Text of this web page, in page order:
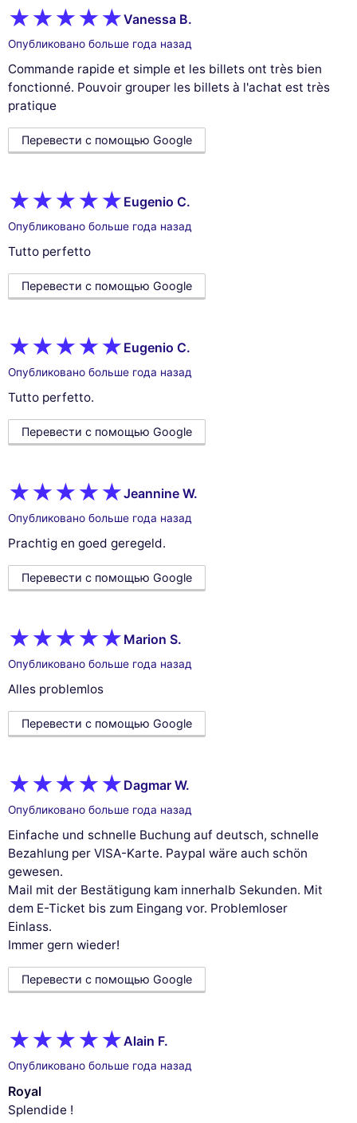
Vanessa B.
Опубликовано больше года назад
Commande rapide et simple et les billets ont très bien
fonctionné. Pouvoir grouper les billets à l'achat est très
pratique
Перевести с помощью Google
Eugenio C.
Опубликовано больше года назад
Tutto perfetto
Перевести с помощью Google
Eugenio C.
Опубликовано больше года назад
Tutto perfetto.
Перевести с помощью Google
Jeannine W.
Опубликовано больше года назад
Prachtig en goed geregeld.
Перевести с помощью Google
Marion S.
Опубликовано больше года назад
Alles problemlos
Перевести с помощью Google
Dagmar W.
Опубликовано больше года назад
Einfache und schnelle Buchung auf deutsch, schnelle
Bezahlung per VISA-Karte. Paypal wäre auch schön
gewesen.
Mail mit der Bestätigung kam innerhalb Sekunden. Mit
dem E-Ticket bis zum Eingang vor. Problemloser
Einlass.
Immer gern wieder!
Перевести с помощью Google
Alain F.
Опубликовано больше года назад
Royal
Splendide !